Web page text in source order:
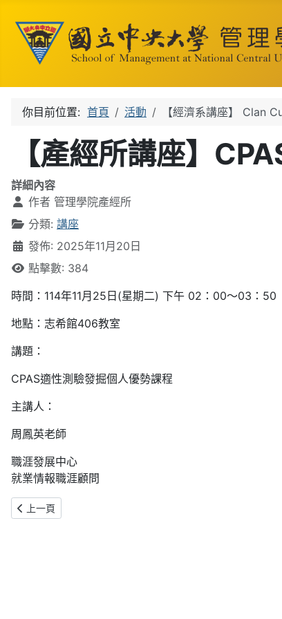
你目前位置: 首頁 活動 【經濟系講座】 Clan
【產經所講座】
詳細內容
作者 管理學院產經所
分類: 講座
發佈: 2025年11月20日
點擊數: 384
時間：114年11月25日(星期二) 下午 02：00～03：50
地點：志希館406教室
講題：
CPAS適性測驗發掘個人優勢課程
主講人：
周鳳英老師
職涯發展中心
就業情報職涯顧問
上一篇文章: RTX AI PC 校園講座
上一頁